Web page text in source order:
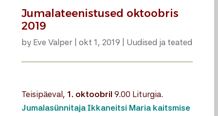
Jumalateenistused oktoobris
2019
by Eve Valper okt 1, 2019 Uudised ja teated
Teisipäeval, 1. oktoobril 9.00 Liturgia.
Jumalasünnitaja Ikkaneitsi Maria kaitsmise